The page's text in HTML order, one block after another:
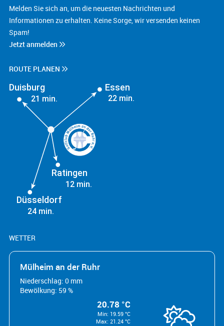
Melden Sie sich an, um die neuesten Nachrichten und
Informationen zu erhalten. Keine Sorge, wir versenden keinen
Spam!
Jetzt anmelden
ROUTE PLANEN
Ratingen
Düsseldorf
Essen
Duisburg
21 min. 22 min.
12 min.
24 min.
WETTER
Mülheim an der Ruhr
Niederschlag: 0 mm
Bewölkung: 59 %
20.78 °C
Min: 19.59 °C
Max: 21.24 °C